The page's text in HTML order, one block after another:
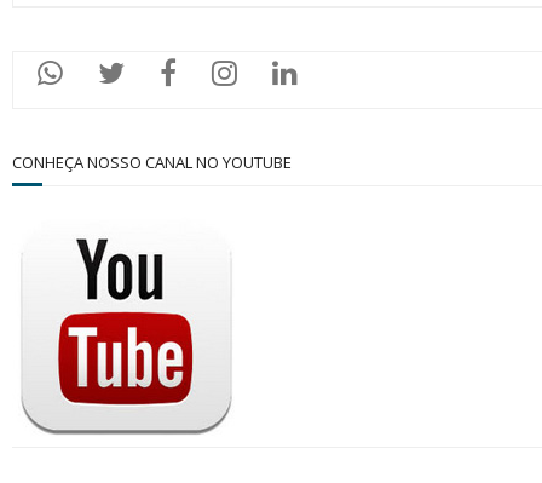
CONHEÇA NOSSO CANAL NO YOUTUBE